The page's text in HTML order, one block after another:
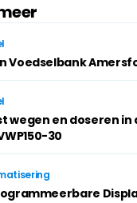
Voedselbank
wegen en doseren
30